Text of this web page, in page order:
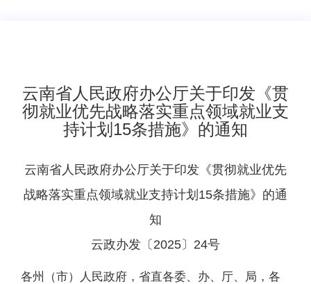
云南省人民政府办公厅关于印发《贯
彻就业优先战略落实重点领域就业支
持计划15条措施》的通知
云南省人民政府办公厅关于印发《贯彻就业优先
战略落实重点领域就业支持计划15条措施》的通
知
云政办发〔2025〕24号
各州（市）人民政府，省直各委、办、厅、局，各